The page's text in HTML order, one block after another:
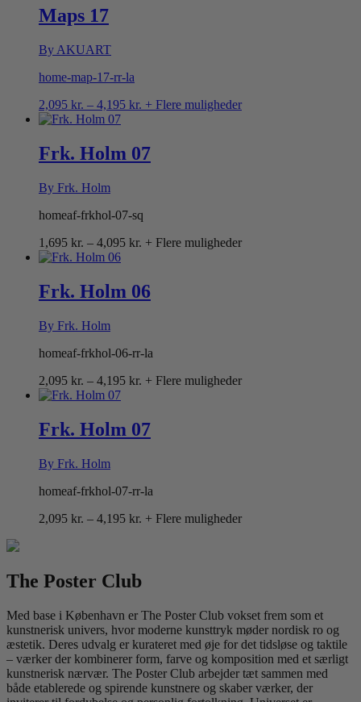
Maps 17
By AKUART
home-map-17-rr-la
2,095 kr. – 4,195 kr. Prisinterval:
4,195 kr.
+ Flere muligheder
Frk. Holm 07
By Frk. Holm
homeaf-frkhol-07-sq
1,695 kr. – 4,095 kr. Prisinterval:
4,095 kr.
+ Flere muligheder
Frk. Holm 06
By Frk. Holm
homeaf-frkhol-06-rr-la
2,095 kr. – 4,195 kr. Prisinterval:
4,195 kr.
+ Flere muligheder
Frk. Holm 07
By Frk. Holm
homeaf-frkhol-07-rr-la
2,095 kr. – 4,195 kr. Prisinterval:
+ Flere muligheder
The Poster Club
Med base i København er The Poster Club vokset frem som et
kunstnerisk univers, hvor moderne kunsttryk møder nordisk ro og
æstetik. Deres udvalg er kurateret med øje for det tidsløse og taktile
– værker der kombinerer form, farve og komposition med et særligt
kunstnerisk nærvær. The Poster Club arbejder tæt sammen med
både etablerede og spirende kunstnere og skaber værker, der